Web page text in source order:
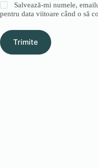
Salvează-mi numele,
pentru data viitoare când o să
Trimite